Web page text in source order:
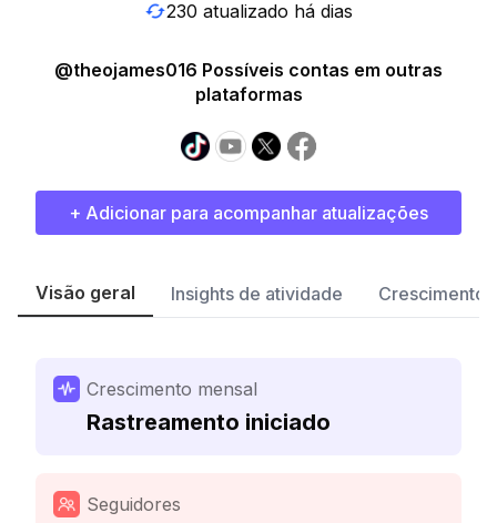
230 atualizado há dias
@theojames016 Possíveis contas em outras
plataformas
+ Adicionar para acompanhar atualizações
Visão geral Insights de atividade Crescimento
Crescimento mensal
Rastreamento iniciado
Seguidores